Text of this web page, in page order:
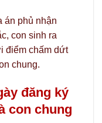
án phủ nhận
con sinh ra
điểm chấm dứt
chung.
đăng ký
con chung